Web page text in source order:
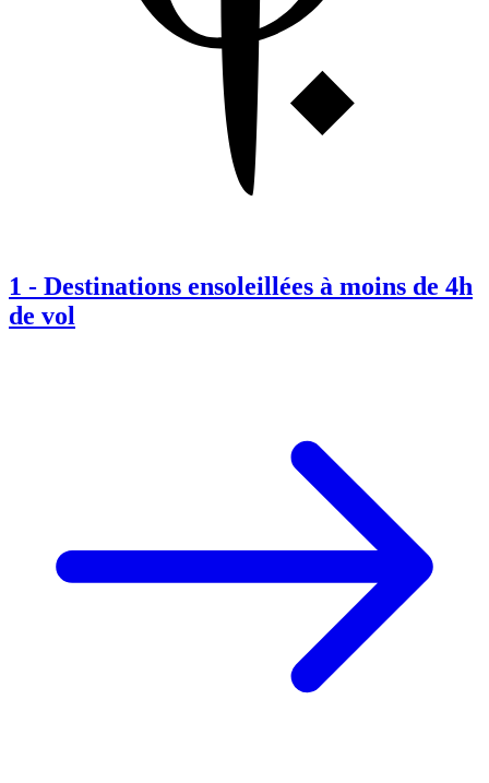
1 - Destinations ensoleillées à moins de 4h
de vol